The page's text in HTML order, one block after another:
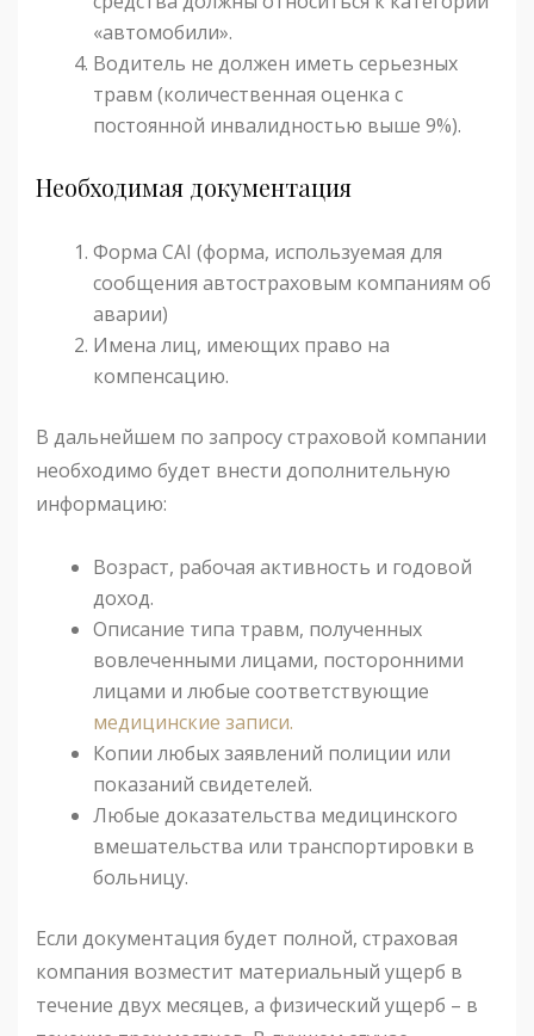
«автомобили».
Водитель не должен иметь серьезных
травм (количественная оценка с
постоянной инвалидностью выше 9%).
Необходимая документация
Форма CAI (форма, используемая для
сообщения автостраховым компаниям об
аварии)
Имена лиц, имеющих право на
компенсацию.
В дальнейшем по запросу страховой компании
необходимо будет внести дополнительную
информацию:
Возраст, рабочая активность и годовой
доход.
Описание типа травм, полученных
вовлеченными лицами, посторонними
лицами и любые соответствующие
медицинские записи.
Копии любых заявлений полиции или
показаний свидетелей.
Любые доказательства медицинского
вмешательства или транспортировки в
больницу.
Если документация будет полной, страховая
компания возместит материальный ущерб в
течение двух месяцев, а физический ущерб – в